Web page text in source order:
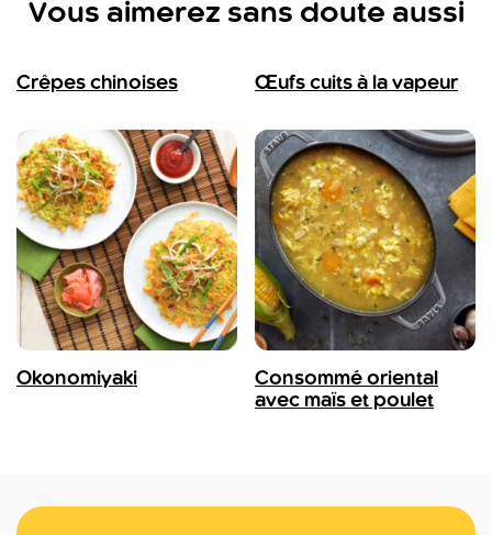
Vous aimerez sans doute aussi
Crêpes chinoises Œufs cuits à la vapeur
Okonomiyaki
Consommé oriental
avec maïs et poulet